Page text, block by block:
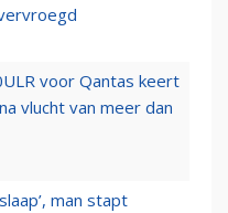
voor Qantas keert
vlucht van meer dan
man stapt